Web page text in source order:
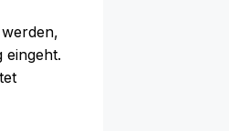
eingeht.